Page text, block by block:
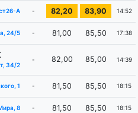
А - 82,20 83,90 14:52
24/5 - 81,00 85,50 17:38
34/2
- 82,00 85,00 14:39
1 - 81,50 85,50 18:15
8 - 81,50 85,50 18:15